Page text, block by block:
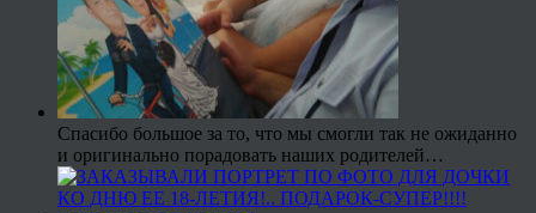
Спасибо большое за то, что мы смогли так не ожиданно
и оригинально порадовать наших родителей…